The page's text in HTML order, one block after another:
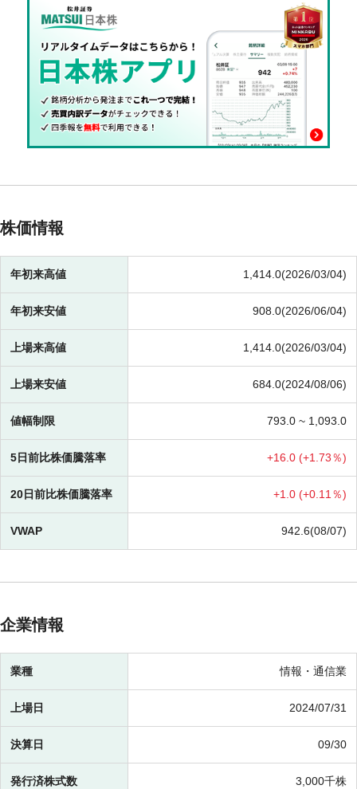
株価情報
年初来高値 1,414.0(2026/03/04)
年初来安値 908.0(2026/06/04)
上場来高値 1,414.0(2026/03/04)
上場来安値 684.0(2024/08/06)
値幅制限 793.0 ~ 1,093.0
5日前比株価騰落率 +16.0 (+1.73％)
20日前比株価騰落率 +1.0 (+0.11％)
VWAP 942.6(08/07)
企業情報
業種 情報・通信業
上場日 2024/07/31
決算日 09/30
発行済株式数 3,000千株